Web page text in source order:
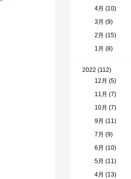
4月 (10)
3月 (9)
2月 (15)
1月 (8)
2022 (112)
12月 (5)
11月 (7)
10月 (7)
9月 (11)
7月 (9)
6月 (10)
5月 (11)
4月 (13)